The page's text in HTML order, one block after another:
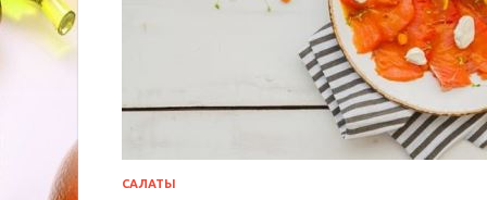
САЛАТЫ